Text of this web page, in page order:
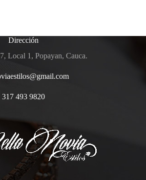
Dirección
Local 1, Popayan, Cauca.
317 493 9820